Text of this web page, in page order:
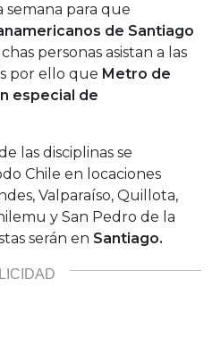
para que
de Santiago
personas asistan a las
por ello que Metro de
especial de
las disciplinas se
Chile en locaciones
Valparaíso, Quillota,
y San Pedro de la
serán en Santiago.